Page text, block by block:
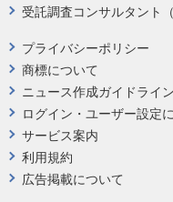
プライバシーポリシー
商標について
ニュース作成ガイドライン
ログイン・ユーザー設定
サービス案内
利用規約
広告掲載について
受託調査コンサルタント